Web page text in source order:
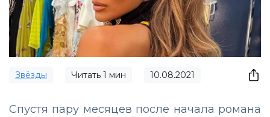
Звёзды Читать 1 мин 10.08.2021
Спустя пару месяцев после начала романа